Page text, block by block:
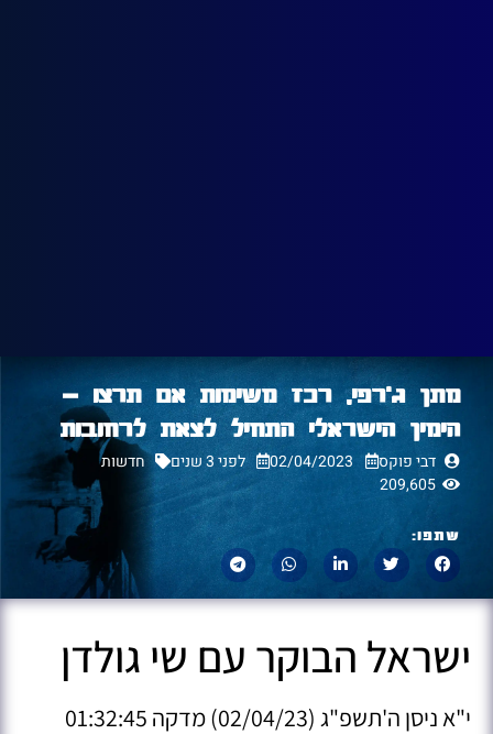
מתן ג'רפי, רכז משימות אם תרצו –
הימין הישראלי התחיל לצאת לרחובות
דבי פוקס 02/04/2023 לפני 3 שנים
חדשות
209,605
שתפו:
ישראל הבוקר עם שי גולדן
י"א ניסן ה'תשפ"ג (02/04/23) מדקה 01:32:45